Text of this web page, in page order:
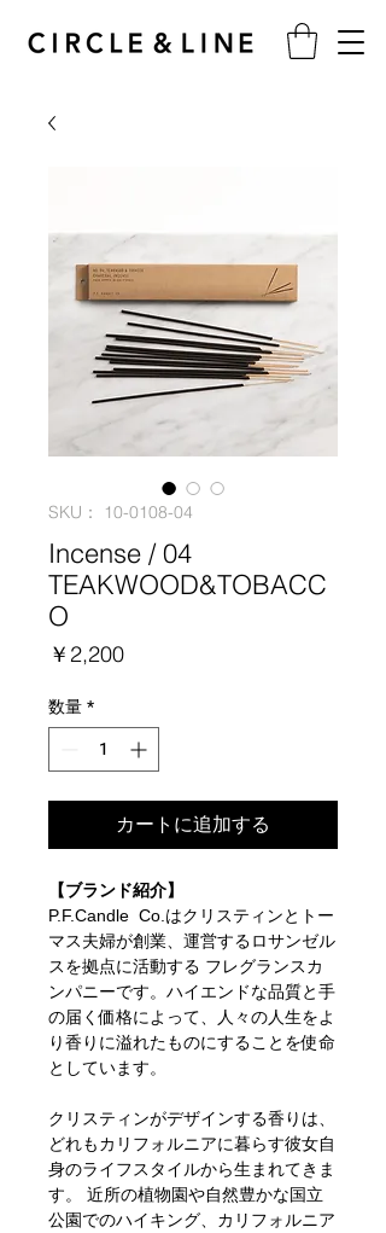
SKU： 10-0108-04
Incense / 04
TEAKWOOD&TOBACC
O
￥2,200価
数量*
カートに追加する
【ブランド紹介】
P.F.Candle Co.はクリスティンとトー
マス夫婦が創業、運営するロサンゼル
スを拠点に活動する フレグランスカ
ンパニーです。ハイエンドな品質と手
の届く価格によって、人々の人生をよ
り香りに溢れたものにすることを使命
としています。
クリスティンがデザインする香りは、
どれもカリフォルニアに暮らす彼女自
身のライフスタイルから生まれてきま
す。 近所の植物園や自然豊かな国立
公園でのハイキング、カリフォルニア